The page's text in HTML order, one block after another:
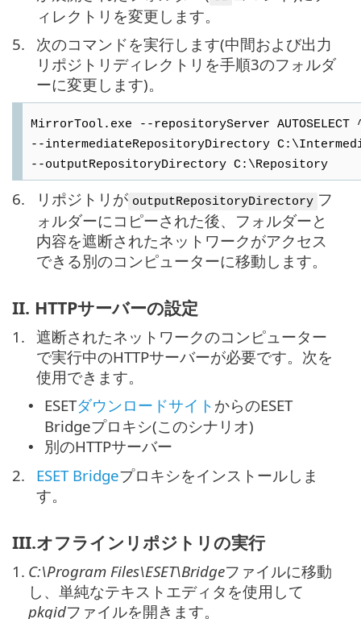
ィレクトリを変更します。
5.
次のコマンドを実行します(中間および出力
リポジトリディレクトリを手順3のフォルダ
ーに変更します)。
MirrorTool.exe --repositoryServer AUTOSELECT
--intermediateRepositoryDirectory
--outputRepositoryDirectory C:\Repository
6. リポジトリが outputRepositoryDirectory フ
ォルダーにコピーされた後、フォルダーと
内容を遮断されたネットワークがアクセス
できる別のコンピューターに移動します。
II. HTTPサーバーの設定
1. 遮断されたネットワークのコンピューター
で実行中のHTTPサーバーが必要です。次を
使用できます。
• ESETダウンロードサイト からのESET
Bridgeプロキシ(このシナリオ)
•
別のHTTPサーバー
2.
ESET Bridgeプロキシをインストールしま
す。
III.オフラインリポジトリの実行
1. C:\Program Files\ESET\Bridgeファイルに移動
し、単純なテキストエディタを使用して
pkgidファイルを開きます。